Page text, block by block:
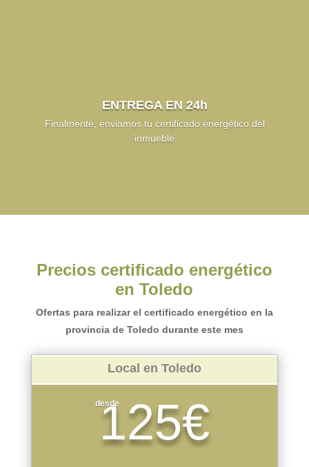
ENTREGA EN 24h
Finalmente, enviamos tu certificado energético del
inmueble
Precios certificado energético
en Toledo
Ofertas para realizar el certificado energético en la
provincia de Toledo durante este mes
Local en Toledo
desde
125€